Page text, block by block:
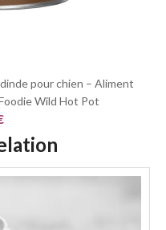
pour chien – Aliment
Wild Hot Pot